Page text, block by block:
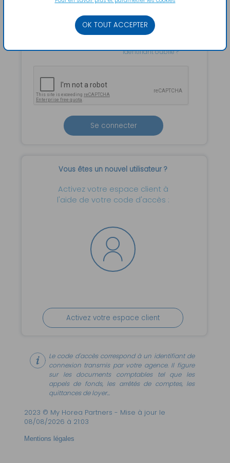
Mot de passe
Identifiant oublié ?
Se connecter
Vous êtes un nouvel utilisateur ?
Activez votre espace client à
l'aide de votre code d'accès :
Activez votre espace client
Le code d'accès correspond à un identifiant de
connexion transmis par votre agence. Il figure
sur les documents comptables tel que les
appels de fonds, les arrêtés de comptes, les
quittances de loyer...
2023 © My Horea Partners - Mise à jour le
08/08/2026 à 21:03
Mentions légales
OK TOUT ACCEPTER